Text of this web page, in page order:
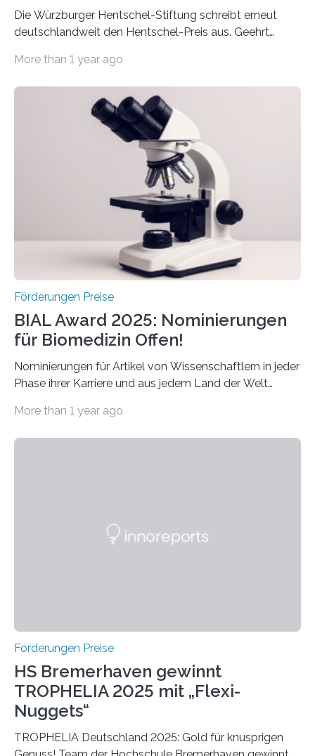
Die Würzburger Hentschel-Stiftung schreibt erneut
deutschlandweit den Hentschel-Preis aus. Geehrt
hochrangige wissenschaftliche Publikation zum Thema
Schlaganfall“ mit Sitz in Würzburg fördert die
Schlaganfallforschung, um die Behandlung der
Betroffenen zu verbessern. Dazu schreibt sie auch in
diesem Jahr wieder deutschlandweit den Hentschel-
Preis aus. Er richtet sich gezielt an jüngere
Forscherinnen und Forscher unter 40 Jahren. Geehrt
werden soll eine herausragende Doktorarbeit oder eine
hochrangige wissenschaftliche Publikation zum Thema
More than 1 year ago
Förderungen Preise
BIAL Award 2025: Nominierungen
für Biomedizin Offen!
Nominierungen für Artikel von Wissenschaftlern in jeder
Phase ihrer Karriere und aus jedem Land der Welt
Leben gerufen, um die bemerkenswertesten
Foundation, des BIAL Award in Biomedicine ist in
More than 1 year ago
Förderungen Preise
HS Bremerhaven gewinnt
TROPHELIA 2025 mit „Flexi-
Nuggets“
TROPHELIA Deutschland 2025: Gold für knusprigen